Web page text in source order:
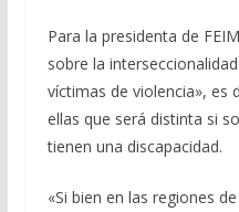
Para la presidenta de
sobre la
víctimas de violencia», es
ellas que será distinta si
tienen una discapacidad.
«Si bien en las regiones